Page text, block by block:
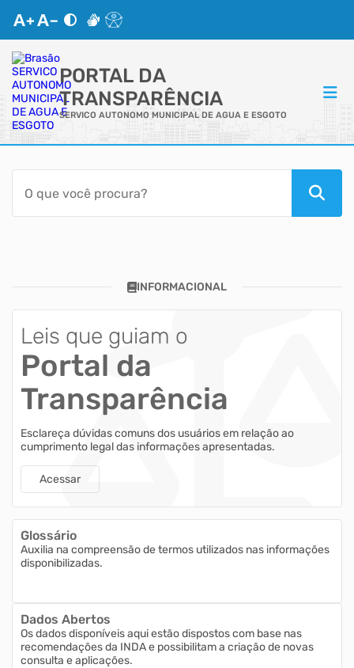
PORTAL DA
TRANSPARÊNCIA
SERVICO AUTONOMO MUNICIPAL DE AGUA E ESGOTO
ACESSO RÁPIDO
Acessibilidade
Autoatendimento
Mapa do Site
INFORMACIONAL
Leis que guiam o
Portal da
Transparência
Esclareça dúvidas comuns dos usuários em relação ao
cumprimento legal das informações apresentadas.
Acessar
Glossário
Auxilia na compreensão de termos utilizados nas informações
disponibilizadas.
Dados Abertos
Os dados disponíveis aqui estão dispostos com base nas
recomendações da INDA e possibilitam a criação de novas
consulta e aplicações.